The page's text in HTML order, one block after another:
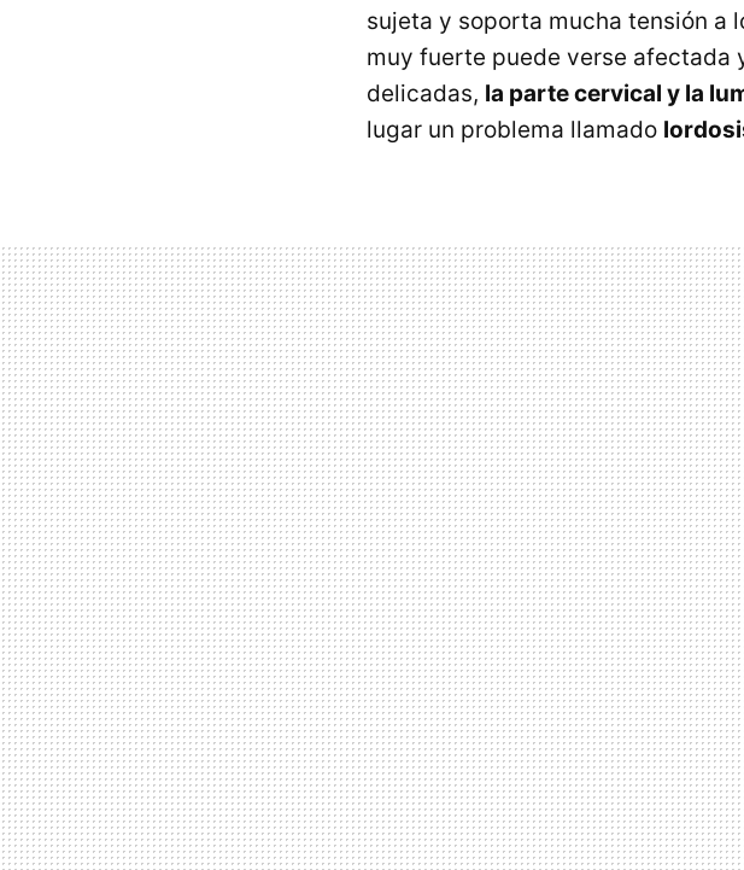
sujeta y soporta mucha tensión a
muy fuerte puede verse afectada
delicadas, la parte cervical y la
lugar un problema llamado